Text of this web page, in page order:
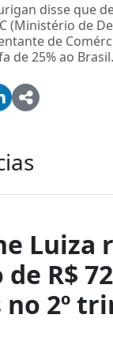
disse que
(Ministério de
de
de 25% ao Brasil.
Luiza
R$
2º